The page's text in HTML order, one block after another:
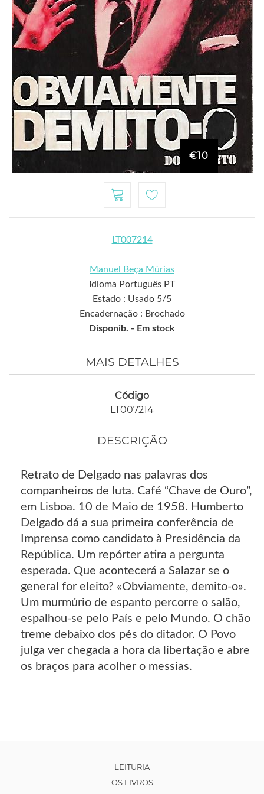
€10
LT007214
Manuel Beça Múrias
Idioma Português PT
Estado : Usado 5/5
Encadernação : Brochado
Disponib. - Em stock
MAIS DETALHES
Código
LT007214
DESCRIÇÃO
Retrato de Delgado nas palavras dos
companheiros de luta. Café “Chave de Ouro”,
em Lisboa. 10 de Maio de 1958. Humberto
Delgado dá a sua primeira conferência de
Imprensa como candidato à Presidência da
República. Um repórter atira a pergunta
esperada. Que acontecerá a Salazar se o
general for eleito? «Obviamente, demito-o».
Um murmúrio de espanto percorre o salão,
espalhou-se pelo País e pelo Mundo. O chão
treme debaixo dos pés do ditador. O Povo
julga ver chegada a hora da libertação e abre
os braços para acolher o messias.
LEITURIA
OS LIVROS